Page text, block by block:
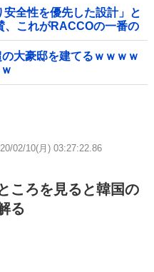
全性を優先した設計」と
、これがRACCOの一番の
大豪邸を建てるｗｗｗｗ
02/10(月) 03:27:22.86
ころを見ると韓国の
る